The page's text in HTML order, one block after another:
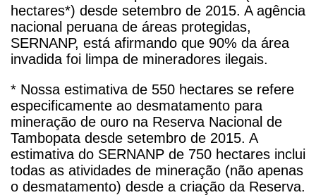
hectares*) desde setembro de 2015. A agência
nacional peruana de áreas protegidas,
SERNANP, está afirmando que 90% da área
invadida foi limpa de mineradores ilegais.
* Nossa estimativa de 550 hectares se refere
especificamente ao desmatamento para
mineração de ouro na Reserva Nacional de
Tambopata desde setembro de 2015. A
estimativa do SERNANP de 750 hectares inclui
todas as atividades de mineração (não apenas
o desmatamento) desde a criação da Reserva.